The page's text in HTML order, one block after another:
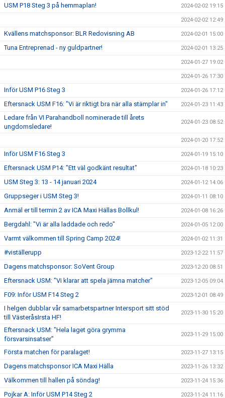
USM P18 Steg 3 på hemmaplan! 2024-02-02 19:15
2024-02-02 12:49
Kvällens matchsponsor: BLR Redovisning AB 2024-02-01 15:00
Tuna Entreprenad - ny guldpartner! 2024-02-01 13:25
2024-01-27 19:02
2024-01-26 17:30
Inför USM P16 Steg 3 2024-01-26 17:12
Eftersnack USM F16: "Vi är riktigt bra när alla stämplar in" 2024-01-23 11:43
Ledare från VI Parahandboll nominerade till årets
ungdomsledare!
2024-01-23 08:52
2024-01-20 17:52
Inför USM F16 Steg 3 2024-01-19 15:10
Eftersnack USM P14: "Ett väl godkänt resultat" 2024-01-18 10:23
USM Steg 3: 13 - 14 januari 2024 2024-01-12 14:06
Gruppseger i USM Steg 3! 2024-01-11 08:10
Anmäl er till termin 2 av ICA Maxi Hällas Bollkul! 2024-01-08 16:26
Bergdahl: "Vi är alla laddade och redo" 2024-01-05 12:00
Varmt välkommen till Spring Camp 2024! 2024-01-02 11:31
#viställerupp 2023-12-22 11:57
Dagens matchsponsor: SoVent Group 2023-12-20 08:51
Eftersnack USM: "Vi klarar att spela jämna matcher" 2023-12-05 09:04
F09: Inför USM F14 Steg 2 2023-12-01 08:49
I helgen dubblar vår samarbetspartner Intersport sitt stöd
till VästeråsIrsta HF!
2023-11-30 15:20
Eftersnack USM: "Hela laget göra grymma
försvarsinsatser"
2023-11-29 15:00
Första matchen för paralaget! 2023-11-27 13:15
Dagens matchsponsor ICA Maxi Hälla 2023-11-26 13:32
Välkommen till hallen på söndag! 2023-11-24 15:36
Pojkar A: Inför USM P14 Steg 2 2023-11-24 11:16